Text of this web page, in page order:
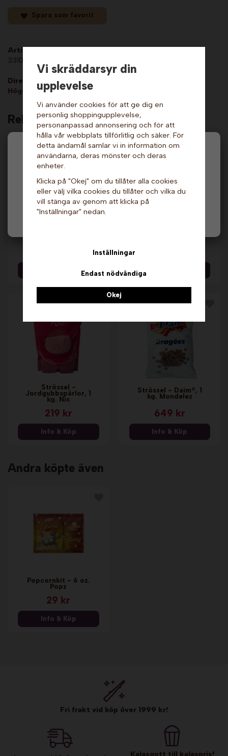
Hej och välkommen till Gottes!
moms) eller företag (exkl. moms) för hur våra priser
ska visas.
Privat
Spara som favorit
Artikelnummer:
331076
Direktlänk:
Högerklicka och kopiera adressen
Relaterade produkter
Strössel -
Jordgubbspärlor, 1
kg. Nic
219 kr
Info & Köp
Strössel - Daim®, 1
kg. Mondelez
649 kr
Info & Köp
Andra köpte även
Popcornkit - 6 oz.
Popz
29 kr
Info & Köp
Fri frakt vid köp över 1999 kr!
Kalasgott till kalaspris!
Vi skräddarsyr din
upplevelse
Vi använder cookies för att ge dig en
personlig shoppingupplevelse,
personanpassad annonsering och för att
hålla vår webbplats tillförlitlig och säker. För
detta ändamål samlar vi in information om
användarna, deras mönster och deras
enheter.
Klicka på "Okej" om du tillåter alla cookies
eller välj vilka cookies du tillåter och vilka du
vill stänga av genom att klicka på
"Inställningar" nedan.
Inställningar
Endast nödvändiga
Okej